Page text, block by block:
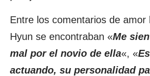
Entre los comentarios de amor
Hyun se encontraban «Me
mal por el novio de ella«, «
actuando, su personalidad